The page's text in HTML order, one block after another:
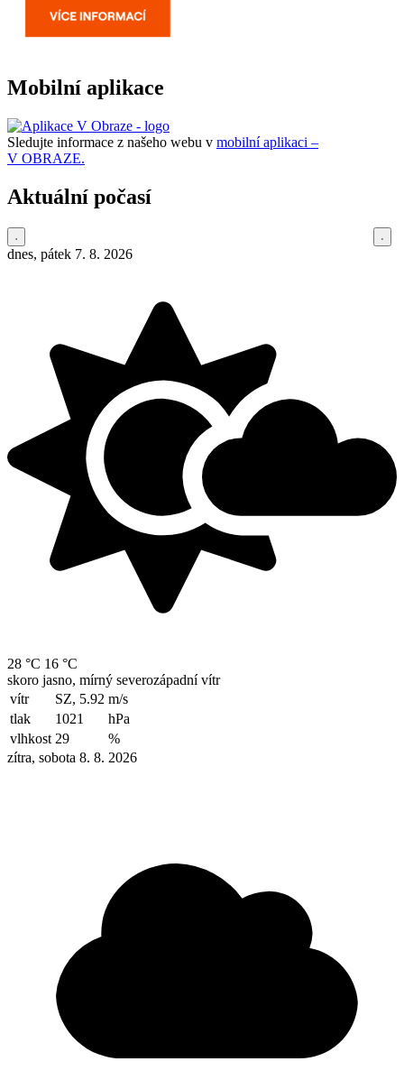
Mobilní aplikace
Sledujte informace z našeho webu v mobilní aplikaci –
V OBRAZE.
Aktuální počasí
dnes, pátek 7. 8. 2026
28 °C 16 °C
skoro jasno, mírný severozápadní vítr
vítr
SZ, 5.92 m/s
tlak
1021
hPa
vlhkost 29
%
zítra, sobota 8. 8. 2026